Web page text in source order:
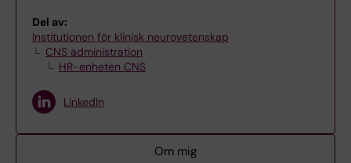
Del av:
Institutionen för klinisk neurovetenskap
CNS administration
HR-enheten CNS
LinkedIn
Om mig